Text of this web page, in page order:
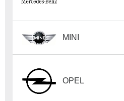
MINI
OPEL